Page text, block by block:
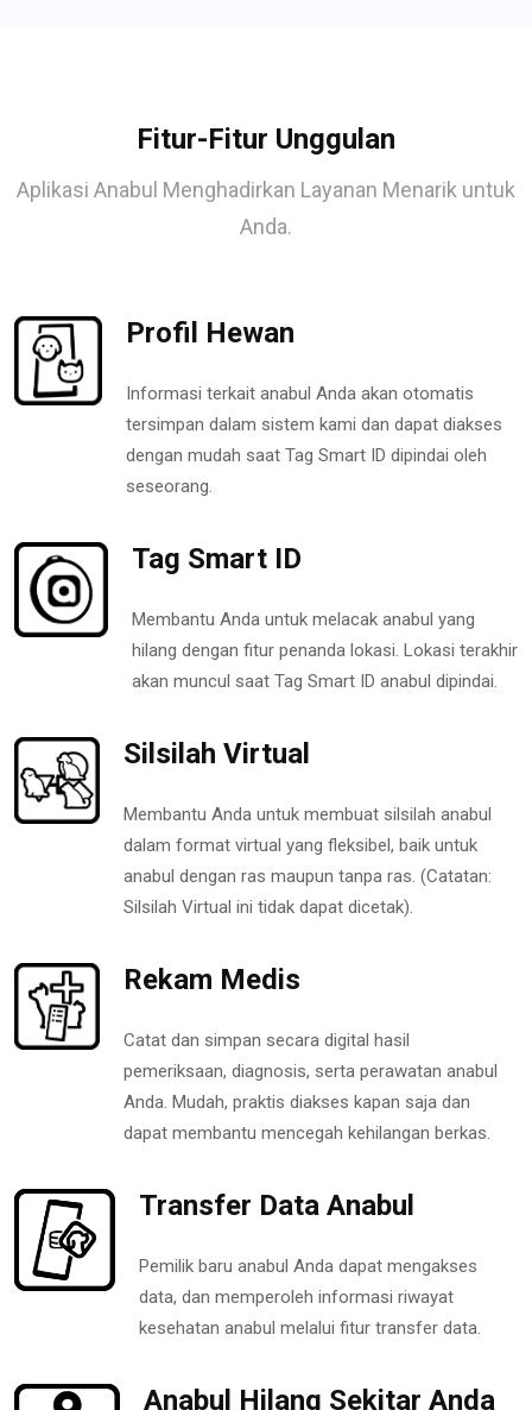
Fitur-Fitur Unggulan
Aplikasi Anabul Menghadirkan Layanan Menarik untuk
Anda.
Profil Hewan
Informasi terkait anabul Anda akan otomatis
tersimpan dalam sistem kami dan dapat diakses
dengan mudah saat Tag Smart ID dipindai oleh
seseorang.
Tag Smart ID
Membantu Anda untuk melacak anabul yang
hilang dengan fitur penanda lokasi. Lokasi terakhir
akan muncul saat Tag Smart ID anabul dipindai.
Silsilah Virtual
Membantu Anda untuk membuat silsilah anabul
dalam format virtual yang fleksibel, baik untuk
anabul dengan ras maupun tanpa ras. (Catatan:
Silsilah Virtual ini tidak dapat dicetak).
Rekam Medis
Catat dan simpan secara digital hasil
pemeriksaan, diagnosis, serta perawatan anabul
Anda. Mudah, praktis diakses kapan saja dan
dapat membantu mencegah kehilangan berkas.
Transfer Data Anabul
Pemilik baru anabul Anda dapat mengakses
data, dan memperoleh informasi riwayat
kesehatan anabul melalui fitur transfer data.
Anabul Hilang Sekitar Anda